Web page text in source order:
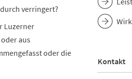
verringert?
Luzerner
aus
oder die
Kontakt